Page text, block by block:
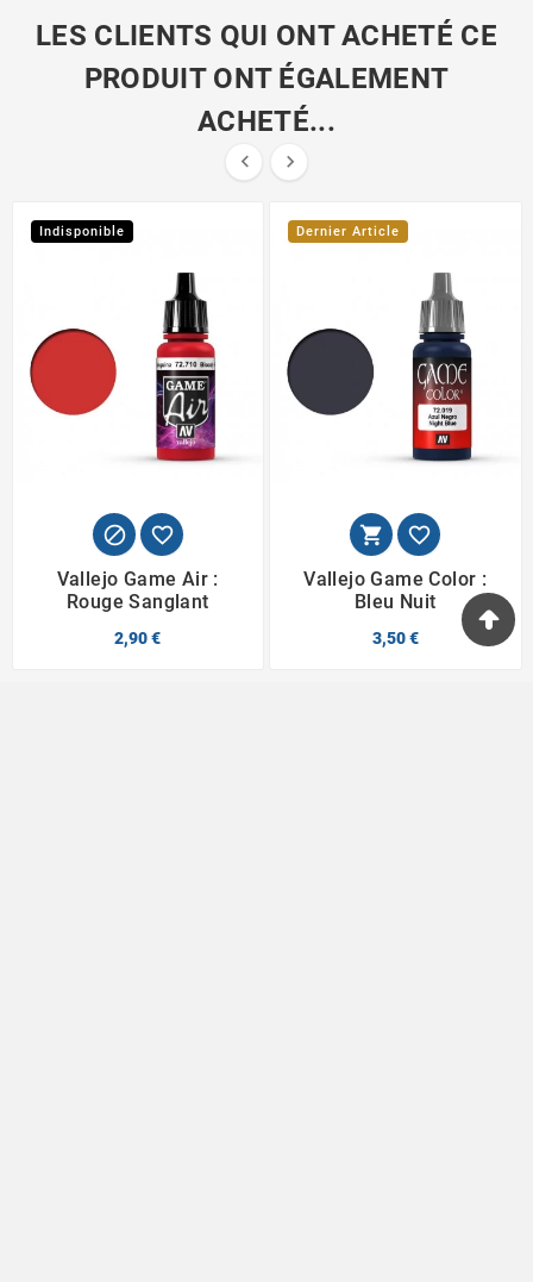
LES CLIENTS QUI ONT ACHETÉ CE
PRODUIT ONT ÉGALEMENT
ACHETÉ...
 
Indisponible
 
Vallejo Game Air :
Rouge Sanglant
2,90 €
Dernier Article
 
Vallejo Game Color :
Bleu Nuit
3,50 €